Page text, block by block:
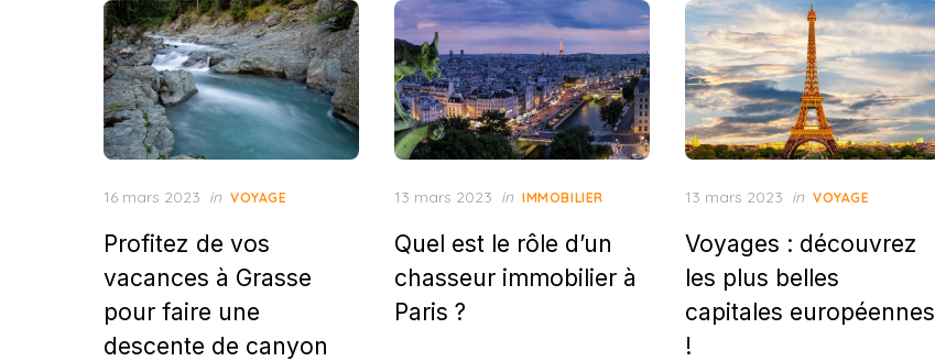
Posted
16 mars 2023 in VOYAGE
Profitez de vos
vacances à Grasse
pour faire une
descente de canyon
Posted
13 mars 2023 in IMMOBILIER
Quel est le rôle d’un
chasseur immobilier à
Paris ?
Posted
13 mars 2023 in VOYAGE
Voyages : découvrez
les plus belles
capitales européennes
!